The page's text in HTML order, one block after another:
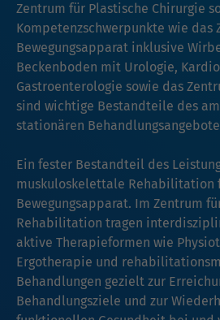
Zentrum für Plastische Chirurgie
Kompetenzschwerpunkte wie das
Bewegungsapparat inklusive
Beckenboden mit Urologie,
Gastroenterologie sowie das
sind wichtige Bestandteile des
stationären
Ein fester Bestandteil des
muskuloskelettale Rehabilitation
Bewegungsapparat. Im Zentrum
Rehabilitation tragen
aktive Therapieformen wie
Ergotherapie und
Behandlungen gezielt zur
Behandlungsziele und zur